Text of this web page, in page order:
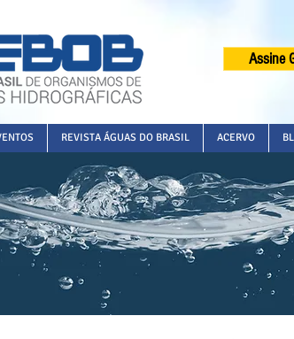
Assine
REVISTA ÁGUAS DO BRASIL ACERVO